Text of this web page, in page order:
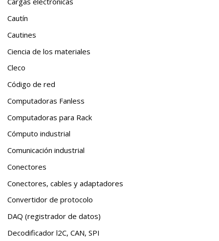
Cautín
Cautines
Ciencia de los materiales
Cleco
Código de red
Computadoras Fanless
Computadoras para Rack
Cómputo industrial
Comunicación industrial
Conectores
Conectores, cables y adaptadores
Convertidor de protocolo
DAQ (registrador de datos)
Decodificador l2C, CAN, SPI